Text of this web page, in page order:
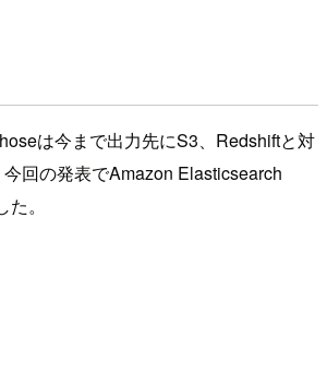
は今まで出力先にS3、Redshiftと対
回の発表でAmazon Elasticsearch
。